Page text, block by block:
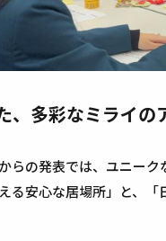
、多彩なミライの
らの発表では、ユニー
る安心な居場所」と、